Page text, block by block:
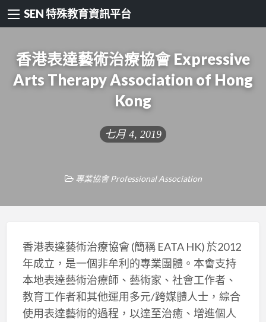
SEN 特殊教育資訊平台
香港表達藝術治療協會 Expressive
Arts Therapy Association of Hong
Kong
七月 4, 2019
專業協會 Professional Association
香港表達藝術治療協會 (簡稱 EATA HK) 於2012
年成立，是一個非牟利的專業團體。本會支持
本地表達藝術治療師、藝術家、社會工作者、
教育工作者和其他運用多元/跨媒體人士，綜合
使用表達藝術的過程，以達至治癒、增進個人